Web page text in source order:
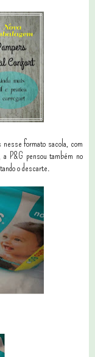
nesse formato sacola, com
P&G pensou também no
o descarte.